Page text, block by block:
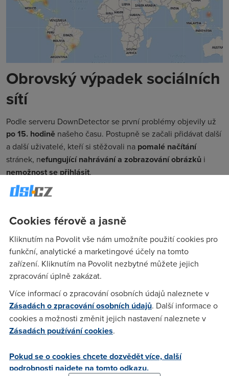
Obrovský výpadek sociálních
sítí
Podle serveru DownDetector se první problémy objevily už
po 15. hodině našeho času. Postupně se začali přidávat další
a další uživatelé, kteří si stěžovali na pomalé načítání
stránek, nefungující nahrávání a zobrazování obrázků i
nemožnost se přihlásit.
Je ale možné, že jste doposud žádné problémy
zrovna obsluhuje vaše zařízení.
Situace se příliš nelepší
S výpadkem se museli potýkat lidé po celém světě, většina
včerejších hlášení ale pocházela z
Evropy a Severní
Ameriky
. Zatím není jasné, co přesně za nedostupností
služeb stálo.
Ani dnes ráno se situace o mnoho nezlepšila. Facebook sice
oznámil, že teď už vše funguje tak, jak má, ale ve
skutečnosti se výpadek pouze
ve střední a jižní Evropě . V USA
už sociální sítě znovu
normálně běží.
Cookies férově a jasně
Kliknutím na Povolit vše nám umožníte použití cookies pro
funkční, analytické a marketingové účely na tomto
zařízení. Kliknutím na Povolit nezbytné můžete jejich
zpracování úplně zakázat.
Více informací o zpracování osobních údajů naleznete v
Zásadách o zpracování osobních údajů. Další informace o
cookies a možnosti změnit jejich nastavení naleznete v
Zásadách používání cookies.
Pokud se o cookies chcete dozvědět více, další
podrobnosti najdete na tomto odkazu.